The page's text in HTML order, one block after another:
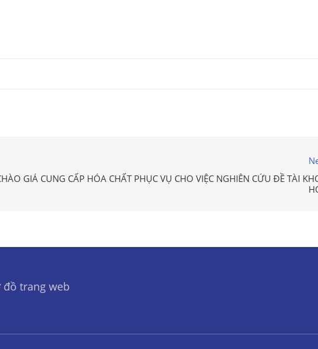
GIÁ CUNG CẤP HÓA CHẤT PHỤC VỤ CHO VIỆC NGHIÊN CỨU ĐỀ TÀI
đồ trang web